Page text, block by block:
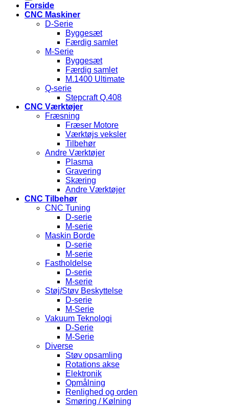
Forside
CNC Maskiner
D-Serie
Byggesæt
Færdig samlet
M-Serie
Byggesæt
Færdig samlet
M.1400 Ultimate
Q-serie
Stepcraft Q.408
CNC Værktøjer
Fræsning
Fræser Motore
Værktøjs veksler
Tilbehør
Andre Værktøjer
Plasma
Gravering
Skæring
Andre Værktøjer
CNC Tilbehør
CNC Tuning
D-serie
M-serie
Maskin Borde
D-serie
M-serie
Fastholdelse
D-serie
M-serie
Støj/Støv Beskyttelse
D-serie
M-Serie
Vakuum Teknologi
D-Serie
M-Serie
Diverse
Støv opsamling
Rotations akse
Elektronik
Opmålning
Renlighed og orden
Smøring / Kølning